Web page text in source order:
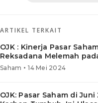
ARTIKEL TERKAIT
OJK : Kinerja Pasar
Reksadana Melemah
Saham • 14 Mei 2024
OJK: Pasar Saham di